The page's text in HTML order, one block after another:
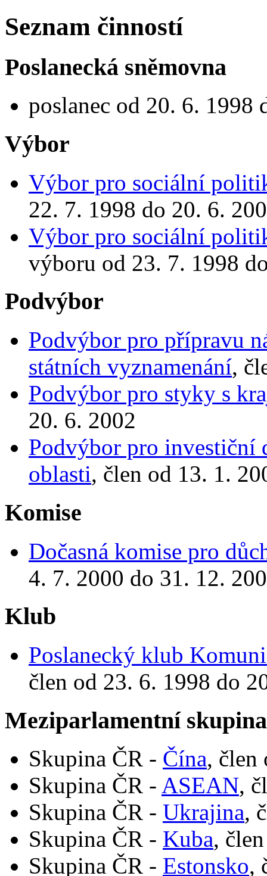
Seznam činností
Poslanecká sněmovna
poslanec od 20. 6. 1998
Výbor
Výbor pro sociální
22. 7. 1998 do 20. 6.
Výbor pro sociální
výboru od 23. 7. 1998
Podvýbor
Podvýbor pro přípravu
státních vyznamenání,
Podvýbor pro styky s
20. 6. 2002
Podvýbor pro investiční
oblasti, člen od 13. 1.
Komise
Dočasná komise pro
4. 7. 2000 do 31. 12.
Klub
Poslanecký klub
člen od 23. 6. 1998 do
Meziparlamentní
Skupina ČR - Čína, člen
Skupina ČR - ASEAN,
Skupina ČR - Ukrajina,
Skupina ČR - Kuba,
Skupina ČR - Estonsko,